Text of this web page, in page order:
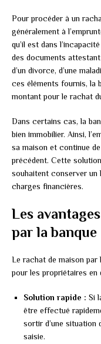
Pour procéder à un
généralement à
qu’il est dans
des documents attestant
d’un divorce, d’une
ces éléments fournis, la
montant pour le rachat
Dans certains cas, la
bien immobilier. Ainsi,
sa maison et continue
précédent. Cette
souhaitent conserver un
charges financières.
Les
par la banque
Le rachat de maison par
pour les propriétaires
Solution rapide : Si
être effectué
sortir d’une situation
saisie.